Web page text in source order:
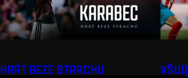
HRÁT BEZE STRACHU